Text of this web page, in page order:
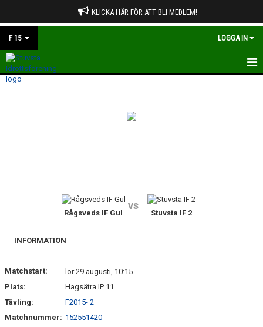
KLICKA HÄR FÖR ATT BLI MEDLEM!
F 15 LOGGA IN
HEM
DOKUMENT
Rågsveds IF Gul
vs
Stuvsta IF 2
INFORMATION
Matchstart:
lör 29 augusti, 10:15
Plats:
Hagsätra IP 11
Tävling:
F2015- 2
Matchnummer: 152551420